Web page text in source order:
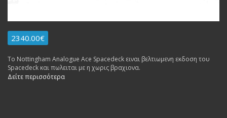
2340.00€
Το Nottingham Analogue Ace Spacedeck ειναι βελτιωμενη εκδοση του
Spacedeck και πωλειται με η χωρις βραχιονα.
Δείτε περισσότερα